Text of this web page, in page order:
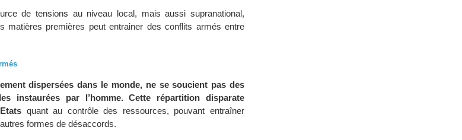
de tensions au niveau local, mais aussi supranational,
matières premières peut entrainer des conflits armés entre
dispersées dans le monde, ne se soucient pas des
instaurées par l’homme. Cette répartition disparate
quant au contrôle des ressources, pouvant entraîner
formes de désaccords.